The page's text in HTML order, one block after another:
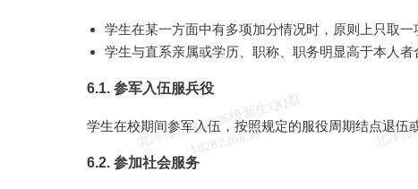
学生在某一方面中有多项加分情况时，原则上只取一
学生与直系亲属或学历、职称、职务明显高于本人
6.1. 参军入伍服兵役
学生在校期间参军入伍，按照规定的服役周期结点退伍
6.2. 参加社会服务
北
洋
维
基
＆
2
0
2
6
级
新
生
Q
Q
群
1
0
2
8
2
2
6
8
3
8